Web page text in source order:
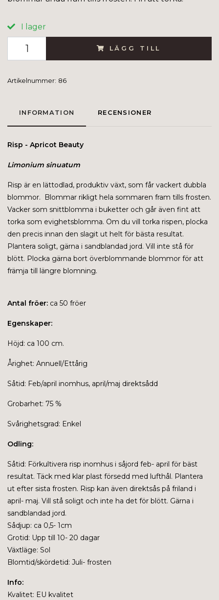
I lager
LÄGG TILL
Artikelnummer: 86
INFORMATION RECENSIONER
Risp - Apricot Beauty
Limonium sinuatum
Risp är en lättodlad, produktiv växt, som får vackert dubbla
blommor. Blommar rikligt hela sommaren fram tills frosten.
Vacker som snittblomma i buketter och går även fint att
torka som evighetsblomma. Om du vill torka rispen, plocka
den precis innan den slagit ut helt för bästa resultat.
Plantera soligt, gärna i sandblandad jord. Vill inte stå för
blött. Plocka gärna bort överblommande blommor för att
främja till längre blomning.
Antal fröer: ca 50 fröer
Egenskaper:
Höjd: ca 100 cm.
Årighet: Annuell/Ettårig
Såtid: Feb/april inomhus, april/maj direktsådd
Grobarhet: 75 %
Svårighetsgrad: Enkel
Odling:
Såtid: Förkultivera risp inomhus i såjord feb- april för bäst
resultat. Täck med klar plast försedd med lufthål. Plantera
ut efter sista frosten. Risp kan även direktsås på friland i
april- maj. Vill stå soligt och inte ha det för blött. Gärna i
sandblandad jord.
Sådjup: ca 0,5- 1cm
Grotid: Upp till 10- 20 dagar
Växtläge: Sol
Blomtid/skördetid: Juli- frosten
Info:
Kvalitet: EU kvalitet